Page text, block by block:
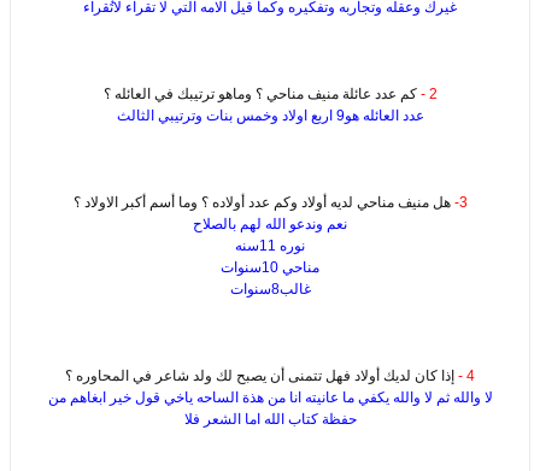
غيرك وعقله وتجاربه وتفكيره وكما قيل الامه التي لا تقراء لاتُقراء
2 -
كم عدد عائلة منيف مناحي ؟ وماهو ترتيبك في العائله ؟
عدد العائله هو9 اربع اولاد وخمس بنات وترتيبي الثالث
3- هل منيف مناحي لديه أولاد وكم عدد أولاده ؟ وما أسم أكبر الاولاد ؟
نعم وندعو الله لهم بالصلاح
نوره 11سنه
مناحي 10سنوات
غالب8سنوات
4 -
إذا كان لديك أولاد فهل تتمنى أن يصبح لك ولد شاعر في المحاوره ؟
لا والله ثم لا والله يكفي ما عانيته انا من هذة الساحه ياخي قول خير ابغاهم من
حفظة كتاب الله اما الشعر فلا